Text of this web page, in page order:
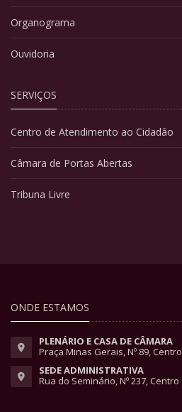
Organograma
Ouvidoria
SERVIÇOS
Centro de Atendimento ao Cidadão
Câmara de Portas Abertas
Tribuna Livre
ONDE ESTAMOS
PLENÁRIO E CASA DE CÂMARA
Praça Minas Gerais, Nº 89, Centro
SEDE ADMINISTRATIVA
Rua do Seminário, Nº 237, Centro